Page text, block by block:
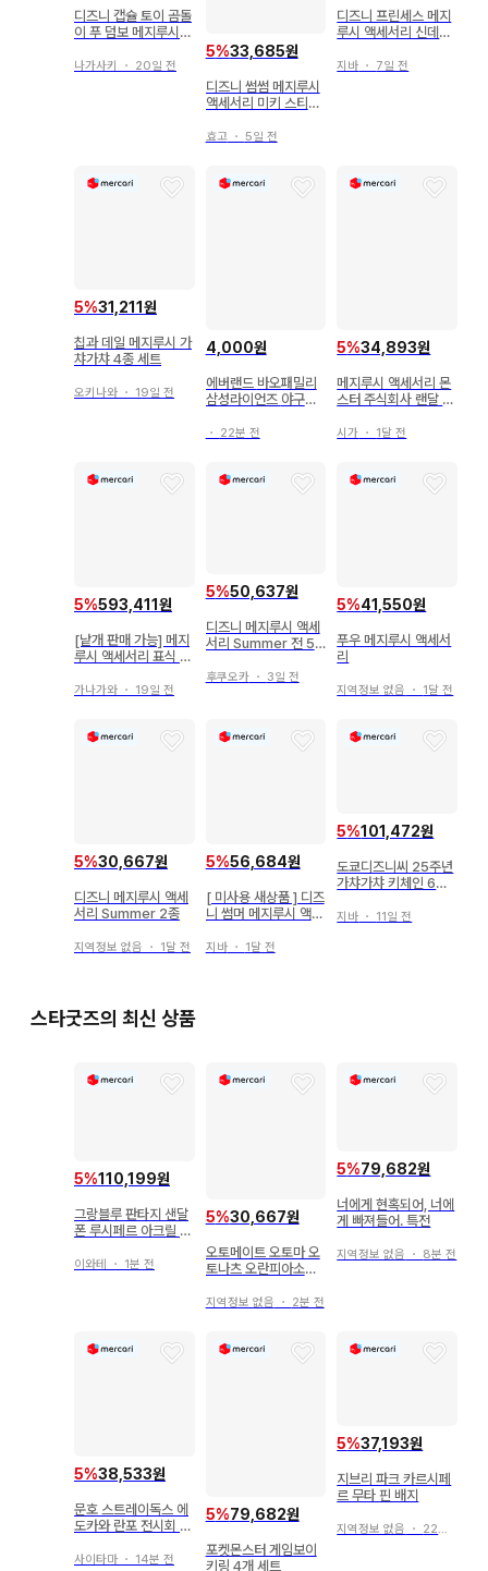
디즈니 캡슐 토이 곰돌
이 푸 덤보 메지루시
나가사키 ・ 20일 전
5%33,685원
디즈니 썸썸 메지루시
액세서리 미키 스티치
효고・ 5일 전
디즈니 프린세스 메지
루시 액세서리 신데렐
지바 ・ 7일 전
5%31,211원
칩과 데일 메지루시 가
챠가챠 4종 세트
오키나와 ・ 19일 전
4,000원
에버랜드 바오패밀리
삼성라이언즈 야구하
・ 22분 전
5%34,893원
메지루시 액세서리 몬
스터 주식회사 랜달 디
시가 ・ 1달 전
5%593,411원
[낱개 판매 가능] 메지
루시 액세서리 표식 묶
가나가와 ・ 19일 전
5%50,637원
디즈니 메지루시 액세
서리 Summer 전 5
후쿠오카・ 3일 전
5%41,550원
푸우 메지루시 액세서
리
지역정보 없음 ・ 1달 전
5%30,667원
디즈니 메지루시 액세
서리 Summer 2종
지역정보 없음 ・ 1달 전
5%56,684원
[ 미사용 새상품 ] 디즈
니 썸머 메지루시 액세
지바・ 1달 전
5%101,472원
도쿄디즈니씨 25주년
가챠가챠 키체인 6개
지바 ・ 11일 전
스타굿즈의 최신 상품
5%110,199원
그랑블루 판타지 샌달
폰 루시페르 아크릴 스
이와테 ・ 1분 전
5%30,667원
오토메이트 오토마 오
토나츠 오란피아소와
아크릴 스탠드
지역정보 없음 ・ 2분 전
5%79,682원
너에게 현혹되어, 너에
게 빠져들어. 특전
지역정보 없음 ・ 8분 전
5%38,533원
문호 스트레이독스 에
도카와 란포 전시회 복
사이타마 ・ 14분 전
5%79,682원
포켓몬스터 게임보이
키링 4개 세트
5%37,193원
지브리 파크 카르시페
르 무타 핀 배지
지역정보 없음 ・ 22분 전